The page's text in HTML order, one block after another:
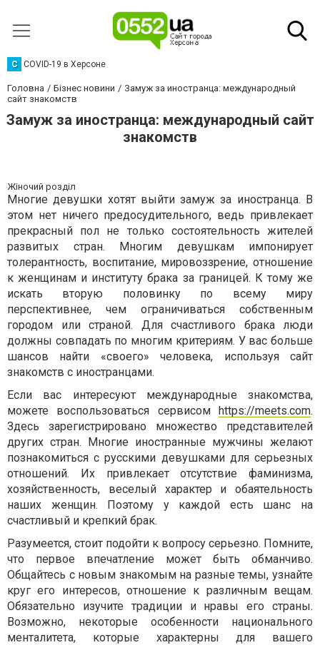
C COVID-19 в Херсоне
Головна Бізнес новини
Замуж за иностранца: международный
сайт знакомств
Замуж за иностранца: международный сайт
знакомств
Жіночий розділ
Многие девушки хотят выйти замуж за иностранца. В
этом нет ничего предосудительного, ведь привлекает
прекрасный пол не только состоятельность жителей
развитых стран. Многим девушкам импонирует
толерантность, воспитание, мировоззрение, отношение
к женщинам и институту брака за границей. К тому же
искать вторую половинку по всему миру
перспективнее, чем ограничиваться собственным
городом или страной. Для счастливого брака люди
должны совпадать по многим критериям. У вас больше
шансов найти «своего» человека, используя сайт
знакомств с иностранцами.
Если вас интересуют международные знакомства,
можете воспользоваться сервисом https://meets.com.
Здесь зарегистрировано множество представителей
других стран. Многие иностранные мужчины желают
познакомиться с русскими девушками для серьезных
отношений. Их привлекает отсутствие фаминизма,
хозяйственность, веселый характер и обаятельность
наших женщин. Поэтому у каждой есть шанс на
счастливый и крепкий брак.
Разумеется, стоит подойти к вопросу серьезно. Помните,
что первое впечатление может быть обманчиво.
Общайтесь с новым знакомым на разные темы, узнайте
круг его интересов, отношение к различным вещам.
Обязательно изучите традиции и нравы его страны.
Возможно, некоторые особенности национального
менталитета, которые характерны для вашего